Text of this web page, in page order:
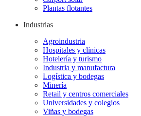
Plantas flotantes
Industrias
Agroindustria
Hospitales y clínicas
Hotelería y turismo
Industria y manufactura
Logística y bodegas
Minería
Retail y centros comerciales
Universidades y colegios
Viñas y bodegas